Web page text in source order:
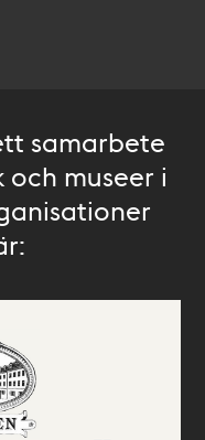
samarbete
museer i